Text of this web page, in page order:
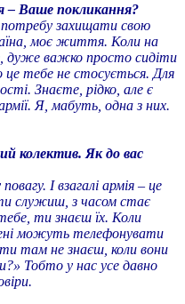
– Ваше покликання?
захищати свою
моє життя. Коли на
дуже важко просто сидіти
тебе не стосується. Для
Знаєте, рідко, але є
Я, мабуть, одна з них.
колектив. Як до вас
І взагалі армія – це
служиш, з часом стає
ти знаєш їх. Коли
можуть телефонувати
там не знаєш, коли вони
Тобто у нас усе давно